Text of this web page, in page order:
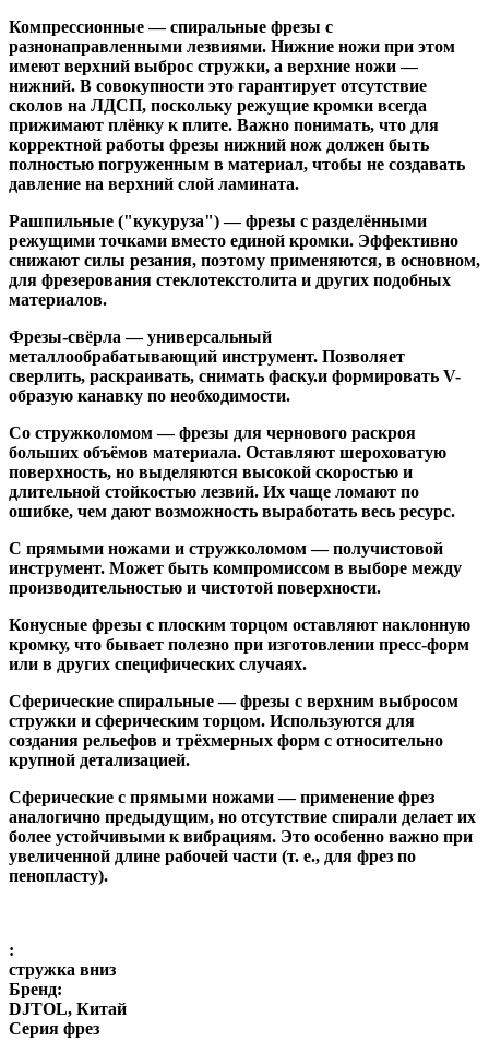
Компрессионные— спиральные фрезы с
разнонаправленными лезвиями. Нижние ножи при этом
имеют верхний выброс стружки, а верхние ножи —
нижний. В совокупности это гарантирует отсутствие
сколов на ЛДСП, поскольку режущие кромки всегда
прижимают плёнку к плите. Важно понимать, что для
корректной работы фрезы нижний нож должен быть
полностью погруженным в материал, чтобы не создавать
давление на верхний слой ламината.
Рашпильные ("кукуруза")— фрезы с разделёнными
режущими точками вместо единой кромки. Эффективно
снижают силы резания, поэтому применяются, в основном,
для фрезерования стеклотекстолита и других подобных
материалов.
Фрезы-свёрла — универсальный
металлообрабатывающий инструмент. Позволяет
сверлить, раскраивать, снимать фаску.и формировать V-
образую канавку по необходимости.
Со стружколомом— фрезы для чернового раскроя
больших объёмов материала. Оставляют шероховатую
поверхность, но выделяются высокой скоростью и
длительной стойкостью лезвий. Их чаще ломают по
ошибке, чем дают возможность выработать весь ресурс.
С прямыми ножами и стружколомом— получистовой
инструмент. Может быть компромиссом в выборе между
производительностью и чистотой поверхности.
Конусные фрезы с плоским торцом оставляют наклонную
кромку, что бывает полезно при изготовлении пресс-форм
или в других специфических случаях.
Сферические спиральные— фрезы с верхним выбросом
стружки и сферическим торцом. Используются для
создания рельефов и трёхмерных форм с относительно
крупной детализацией.
Сферические с прямыми ножами— применение фрез
аналогично предыдущим, но отсутствие спирали делает их
более устойчивыми к вибрациям. Это особенно важно при
увеличенной длине рабочей части (т. е., для фрез по
пенопласту).
:
стружка вниз
Бренд:
DJTOL, Китай
Серия фрез